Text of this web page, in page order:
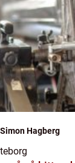
Simon Hagberg